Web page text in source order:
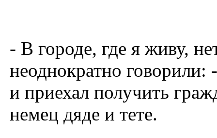
- В городе, где я живу,
неоднократно
и приехал получить
немец дяде и тете.